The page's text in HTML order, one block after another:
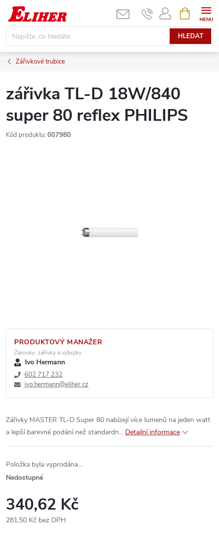
Přejít
obsah
HLEDAT
NÁKUPNÍ
KOŠÍK
Zářivkové trubice
zářivka TL-D 18W/840
super 80 reflex PHILIPS
Kód produktu: 007980
PRODUKTOVÝ MANAŽER
Žárovky, zářivky a výbojky
Ivo Hermann
602 717 232
ivo.hermann@eliher.cz
Zářivky MASTER TL-D Super 80 nabízejí více lumenů na jeden watt
a lepší barevné podání než standardn... Detailní informace
Položka byla vyprodána…
Nedostupné
340,62 Kč
281,50 Kč bez DPH